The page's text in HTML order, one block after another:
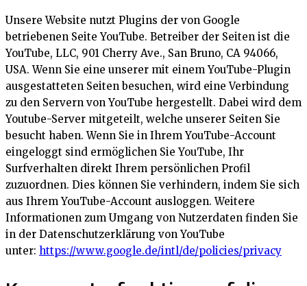
Unsere Website nutzt Plugins der von Google
betriebenen Seite YouTube. Betreiber der Seiten ist die
YouTube, LLC, 901 Cherry Ave., San Bruno, CA 94066,
USA. Wenn Sie eine unserer mit einem YouTube-Plugin
ausgestatteten Seiten besuchen, wird eine Verbindung
zu den Servern von YouTube hergestellt. Dabei wird dem
Youtube-Server mitgeteilt, welche unserer Seiten Sie
besucht haben. Wenn Sie in Ihrem YouTube-Account
eingeloggt sind ermöglichen Sie YouTube, Ihr
Surfverhalten direkt Ihrem persönlichen Profil
zuzuordnen. Dies können Sie verhindern, indem Sie sich
aus Ihrem YouTube-Account ausloggen. Weitere
Informationen zum Umgang von Nutzerdaten finden Sie
in der Datenschutzerklärung von YouTube
unter: https://www.google.de/intl/de/policies/privacy